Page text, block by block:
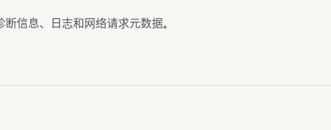
信息、日志和网络请求元数据。